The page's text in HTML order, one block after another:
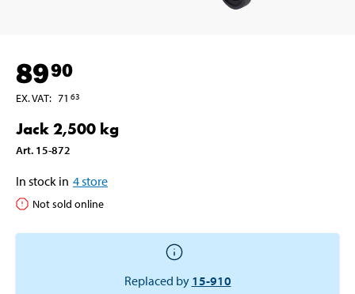
8990
EX. VAT: 71 63
Jack 2,500 kg
Art. 15-872
In stock in 4store
Not sold online
Replaced by 15-910